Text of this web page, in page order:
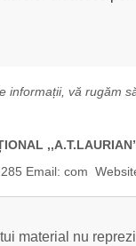
informații, vă rugăm
Email: com
material nu